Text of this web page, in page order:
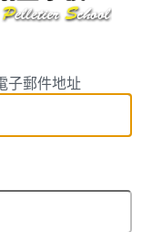
子郵件地址